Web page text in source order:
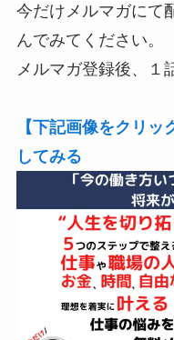
今だけメルマガにて
んでみてください。
メルマガ登録後、１
【下記画像をクリ
してみる